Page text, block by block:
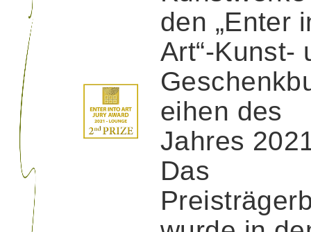
den „Enter
Art“-Kunst-
eihen des
Jahres
Das